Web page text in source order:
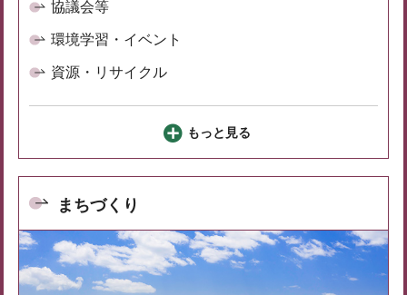
協議会等
環境学習・イベント
資源・リサイクル
もっと見る
まちづくり